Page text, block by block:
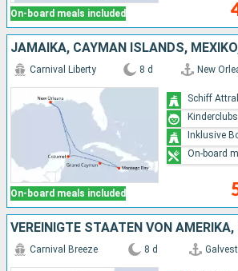
On-board meals included
On-board meals included
Carnival Liberty 8 d New
Schiff
Inklusive
On-board
Carnival Breeze 8 d